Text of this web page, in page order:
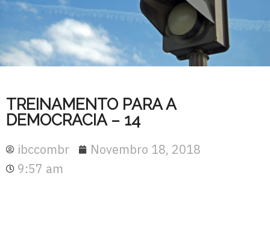
TREINAMENTO PARA A
DEMOCRACIA – 14
ibccombr
Novembro 18, 2018
9:57 am